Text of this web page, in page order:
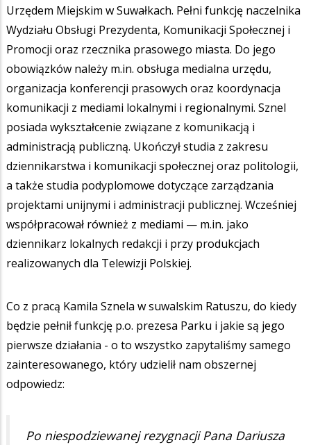
Urzędem Miejskim w Suwałkach. Pełni funkcję naczelnika
Wydziału Obsługi Prezydenta, Komunikacji Społecznej i
Promocji oraz rzecznika prasowego miasta. Do jego
obowiązków należy m.in. obsługa medialna urzędu,
organizacja konferencji prasowych oraz koordynacja
komunikacji z mediami lokalnymi i regionalnymi. Sznel
posiada wykształcenie związane z komunikacją i
administracją publiczną. Ukończył studia z zakresu
dziennikarstwa i komunikacji społecznej oraz politologii,
a także studia podyplomowe dotyczące zarządzania
projektami unijnymi i administracji publicznej. Wcześniej
współpracował również z mediami — m.in. jako
dziennikarz lokalnych redakcji i przy produkcjach
realizowanych dla Telewizji Polskiej.
Co z pracą Kamila Sznela w suwalskim Ratuszu, do kiedy
będzie pełnił funkcję p.o. prezesa Parku i jakie są jego
pierwsze działania - o to wszystko zapytaliśmy samego
zainteresowanego, który udzielił nam obszernej
odpowiedz:
Po niespodziewanej rezygnacji Pana Dariusza